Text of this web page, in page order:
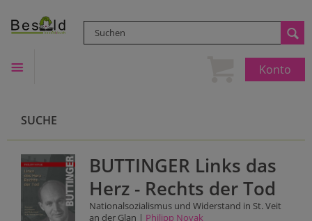
Konto
SUCHE
BUTTINGER Links das
Herz - Rechts der Tod
Nationalsozialismus und Widerstand in St. Veit
an der Glan | Philipp Novak